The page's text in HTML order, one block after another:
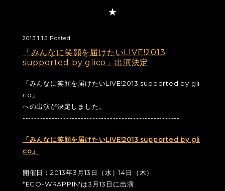
2013.1.15 Posted
「みんなに笑顔を届けたいLIVE!2013
supported by glico」出演決定
「みんなに笑顔を届けたいLIVE!2013 supported by gli
co」
への出演が決定しました。
------------------------------------------------------
「みんなに笑顔を届けたいLIVE!2013 supported by gli
co」
開催日：2013年3月13日（水）14日（木）
*EGO-WRAPPIN'は3月13日に出演